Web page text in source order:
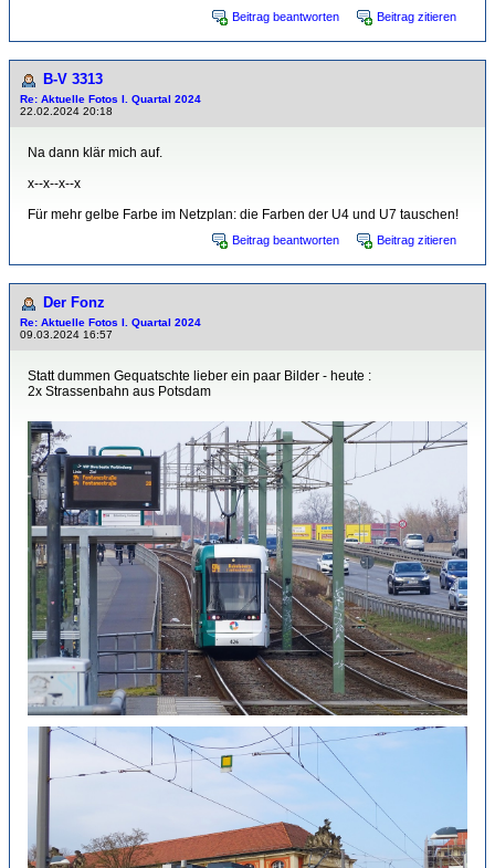
Beitrag beantworten Beitrag zitieren
B-V 3313
Re: Aktuelle Fotos I. Quartal 2024
22.02.2024 20:18
Na dann klär mich auf.
x--x--x--x
Für mehr gelbe Farbe im Netzplan: die Farben der U4 und U7 tauschen!
Beitrag beantworten Beitrag zitieren
Der Fonz
Re: Aktuelle Fotos I. Quartal 2024
09.03.2024 16:57
Statt dummen Gequatschte lieber ein paar Bilder - heute :
2x Strassenbahn aus Potsdam